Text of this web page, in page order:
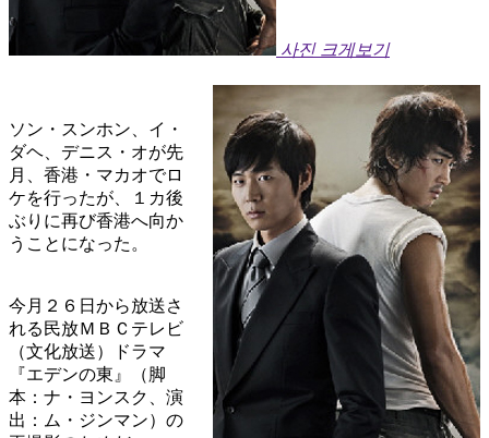
사진 크게보기
ソン・スンホン、イ・
ダヘ、デニス・オが先
月、香港・マカオでロ
ケを行ったが、１カ後
ぶりに再び香港へ向か
うことになった。
今月２６日から放送さ
れる民放ＭＢＣテレビ
（文化放送）ドラマ
『エデンの東』（脚
本：ナ・ヨンスク、演
出：ム・ジンマン）の